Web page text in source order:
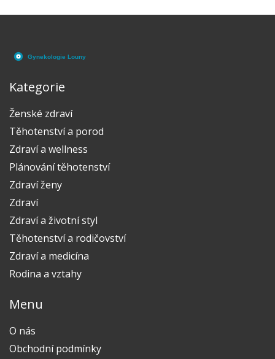
Kategorie
Ženské zdraví
Těhotenství a porod
Zdraví a wellness
Plánování těhotenství
Zdraví ženy
Zdraví
Zdraví a životní styl
Těhotenství a rodičovství
Zdraví a medicína
Rodina a vztahy
Menu
O nás
Obchodní podmínky